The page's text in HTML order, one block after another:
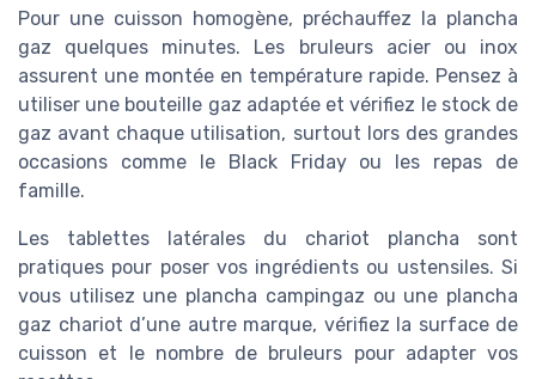
Pour une cuisson homogène, préchauffez la plancha
gaz quelques minutes. Les bruleurs acier ou inox
assurent une montée en température rapide. Pensez à
utiliser une bouteille gaz adaptée et vérifiez le stock de
gaz avant chaque utilisation, surtout lors des grandes
occasions comme le Black Friday ou les repas de
famille.
Les tablettes latérales du chariot plancha sont
pratiques pour poser vos ingrédients ou ustensiles. Si
vous utilisez une plancha campingaz ou une plancha
gaz chariot d’une autre marque, vérifiez la surface de
cuisson et le nombre de bruleurs pour adapter vos